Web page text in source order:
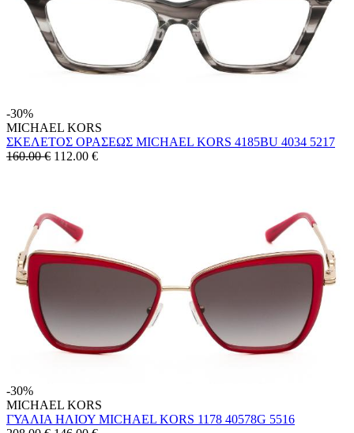
-30%
MICHAEL KORS
ΣΚΕΛΕΤΟΣ ΟΡΑΣΕΩΣ MICHAEL KORS 4185BU 4034 5217
160.00 € 112.00 €
-30%
MICHAEL KORS
ΓΥΑΛΙΑ ΗΛΙΟΥ MICHAEL KORS 1178 40578G 5516